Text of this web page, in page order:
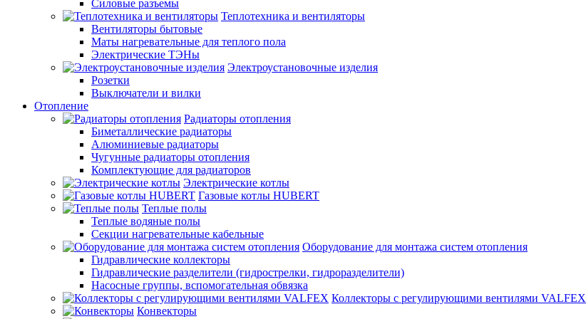
Силовые разъемы
Теплотехника и вентиляторы
Вентиляторы бытовые
Маты нагревательные для теплого пола
Электрические ТЭНы
Электроустановочные изделия
Розетки
Выключатели и вилки
Отопление
Радиаторы отопления
Биметаллические радиаторы
Алюминиевые радиаторы
Чугунные радиаторы отопления
Комплектующие для радиаторов
Электрические котлы
Газовые котлы HUBERT
Теплые полы
Теплые водяные полы
Секции нагревательные кабельные
Оборудование для монтажа систем отопления
Гидравлические коллекторы
Гидравлические разделители (гидрострелки, гидроразделители)
Насосные группы, вспомогательная обвязка
Коллекторы с регулирующими вентилями VALFEX
Конвекторы